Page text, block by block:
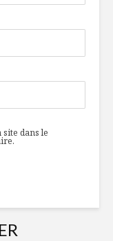
dans le